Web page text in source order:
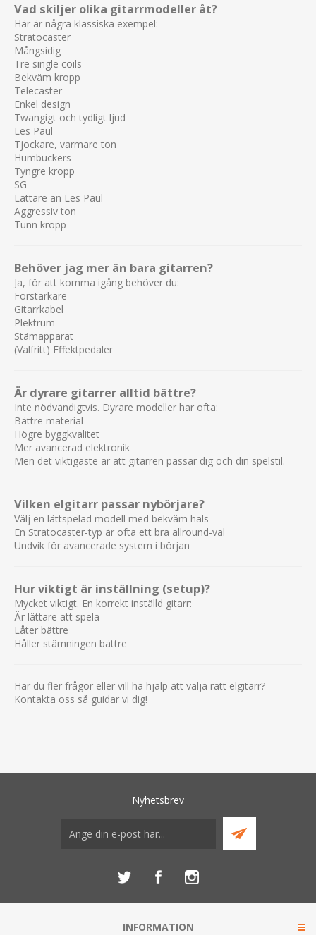
Vad skiljer olika gitarrmodeller åt?
Här är några klassiska exempel:
Stratocaster
Mångsidig
Tre single coils
Bekväm kropp
Telecaster
Enkel design
Twangigt och tydligt ljud
Les Paul
Tjockare, varmare ton
Humbuckers
Tyngre kropp
SG
Lättare än Les Paul
Aggressiv ton
Tunn kropp
Behöver jag mer än bara gitarren?
Ja, för att komma igång behöver du:
Förstärkare
Gitarrkabel
Plektrum
Stämapparat
(Valfritt) Effektpedaler
Är dyrare gitarrer alltid bättre?
Inte nödvändigtvis. Dyrare modeller har ofta:
Bättre material
Högre byggkvalitet
Mer avancerad elektronik
Men det viktigaste är att gitarren passar dig och din spelstil.
Vilken elgitarr passar nybörjare?
Välj en lättspelad modell med bekväm hals
En Stratocaster-typ är ofta ett bra allround-val
Undvik för avancerade system i början
Hur viktigt är inställning (setup)?
Mycket viktigt. En korrekt inställd gitarr:
Är lättare att spela
Låter bättre
Håller stämningen bättre
Har du fler frågor eller vill ha hjälp att välja rätt elgitarr?
Kontakta oss så guidar vi dig!
Nyhetsbrev
INFORMATION